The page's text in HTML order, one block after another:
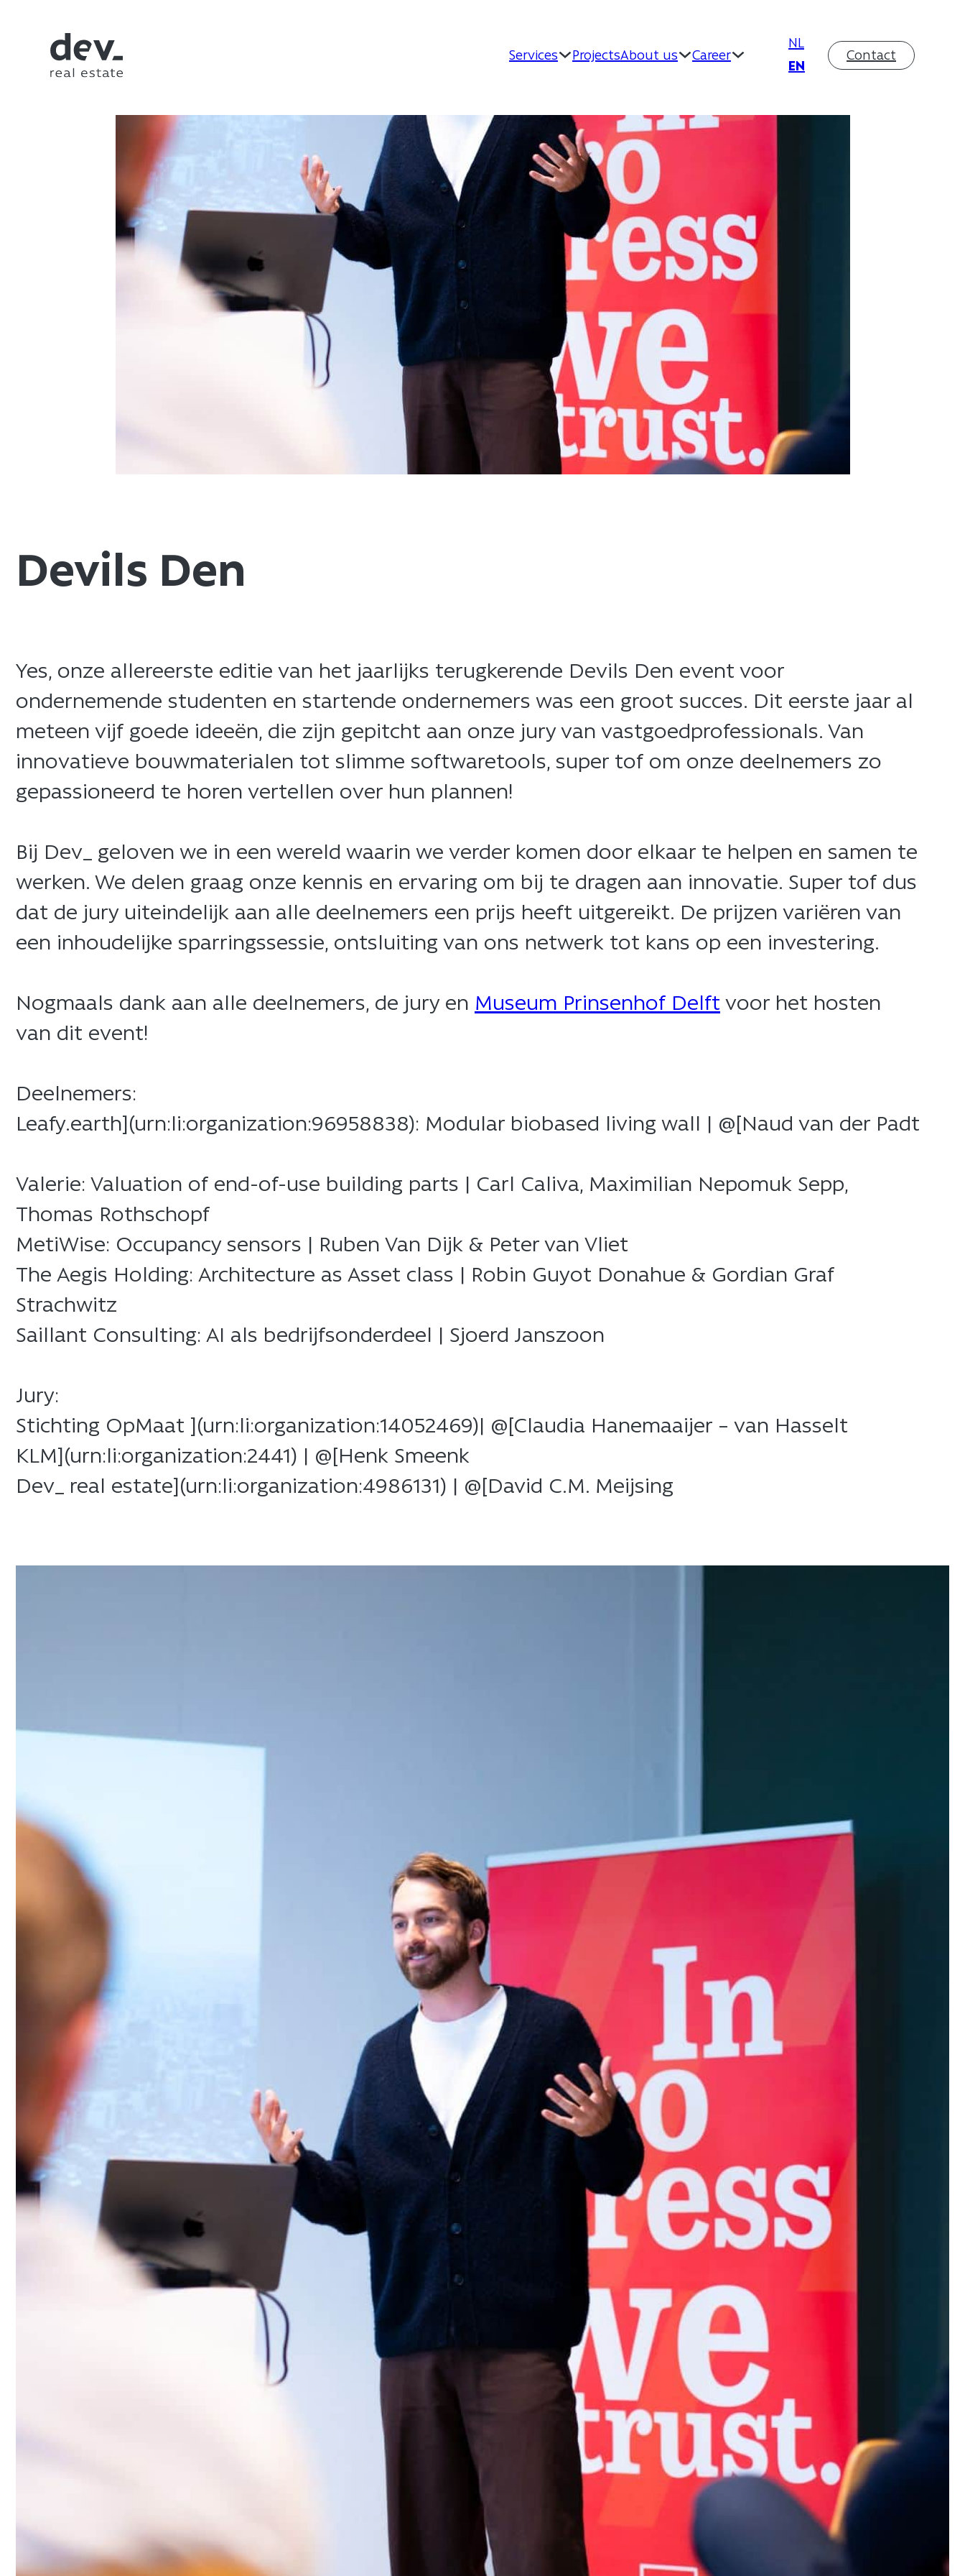
Services ProjectsAbout us Career
NL
EN
Contact
Devils Den​
​Yes, onze allereerste editie van het jaarlijks terugkerende Devils Den event voor
ondernemende studenten en startende ondernemers was een groot succes. Dit eerste jaar al
meteen vijf goede ideeën, die zijn gepitcht aan onze jury van vastgoedprofessionals. Van
innovatieve bouwmaterialen tot slimme softwaretools, super tof om onze deelnemers zo
gepassioneerd te horen vertellen over hun plannen! ​
​Bij Dev_ geloven we in een wereld waarin we verder komen door elkaar te helpen en samen te
werken. We delen graag onze kennis en ervaring om bij te dragen aan innovatie. Super tof dus
dat de jury uiteindelijk aan alle deelnemers een prijs heeft uitgereikt. De prijzen variëren van
een inhoudelijke sparringssessie, ontsluiting van ons netwerk tot kans op een investering. ​
​Nogmaals dank aan alle deelnemers, de jury en Museum Prinsenhof Delft voor het hosten
van dit event!​
​Deelnemers:​
​Leafy.earth](urn:li:organization:96958838): Modular biobased living wall | @[Naud van der Padt
​Valerie: Valuation of end-of-use building parts | Carl Caliva, Maximilian Nepomuk Sepp,
Thomas Rothschopf ​
​MetiWise: Occupancy sensors | Ruben Van Dijk & Peter van Vliet​
​The Aegis Holding: Architecture as Asset class | Robin Guyot Donahue & Gordian Graf
Strachwitz​
​Saillant Consulting: AI als bedrijfsonderdeel | Sjoerd Janszoon​
​Jury:​
​Stichting OpMaat ](urn:li:organization:14052469)| @[Claudia Hanemaaijer – van Hasselt​
​KLM](urn:li:organization:2441) | @[Henk Smeenk ​
​Dev_ real estate](urn:li:organization:4986131) | @[David C.M. Meijsing